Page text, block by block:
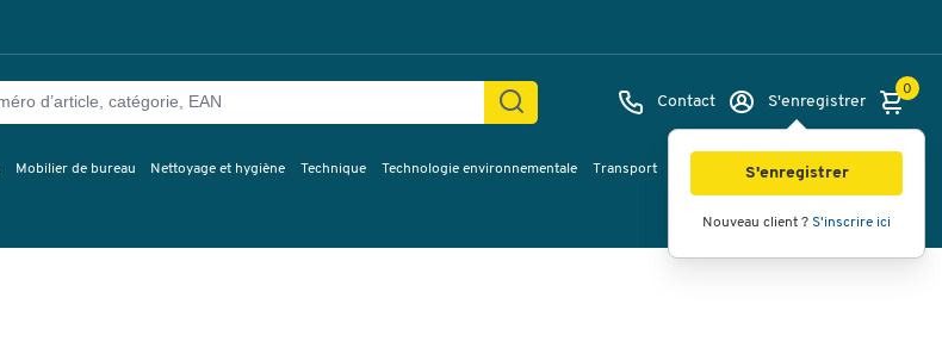
Contact S'enregistrer
S'enregistrer
Nouveau client ? S'inscrire ici
0
Mobilier de bureau Nettoyage et hygiène Technique Technologie environnementale Transport Services & planification Inspiration
Images Vidéos Vue à 360